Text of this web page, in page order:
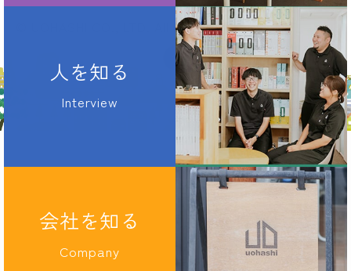
人を知る
Interview
会社を知る
Company
© UOHASHI CO., LTD. All Rights Reserved.